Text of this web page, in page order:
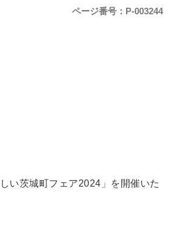
ページ番号：P-003244
い茨城町フェア2024」を開催いた